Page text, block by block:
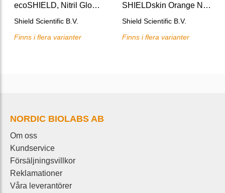
ecoSHIELD, Nitril Glove 250 M/stl 8
Shield Scientific B.V.
Finns i flera varianter
SHIELDskin Orange Nitrile Glove 300 mm M/stl 8
Shield Scientific B.V.
Finns i flera varianter
NORDIC BIOLABS AB
Om oss
Kundservice
Försäljningsvillkor
Reklamationer
Våra leverantörer